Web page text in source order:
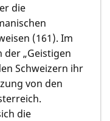
die
(161). Im
der „Geistigen
Schweizern ihr
von den
die